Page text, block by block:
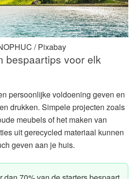
/ Pixabay
bespaartips voor elk
persoonlijke voldoening geven en
drukken. Simpele projecten zoals
meubels of het maken van
uit gerecycled materiaal kunnen
geven aan je huis.